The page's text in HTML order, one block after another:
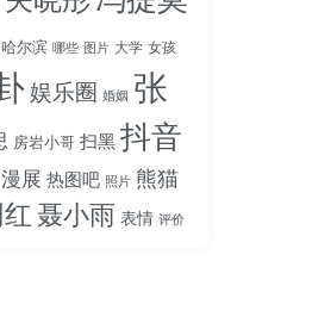
哈尔滨 哪些 图片 大学 女孩
娱乐圈 婚姻 张
房岩小哥 扫黑抖音
漫展 热图吧 照片 熊猫
聂小雨 表情 评价